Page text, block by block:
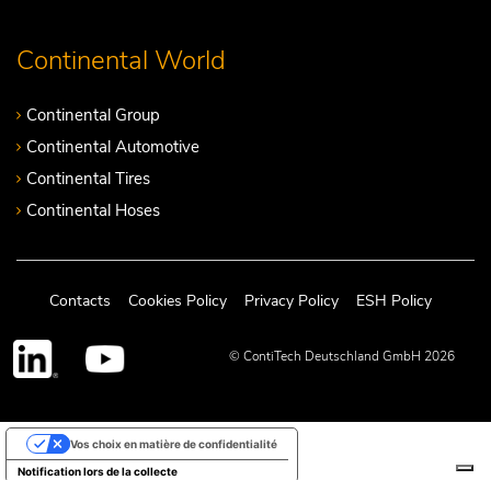
Continental World
Continental Group
Continental Automotive
Continental Tires
Continental Hoses
Contacts Cookies Policy Privacy Policy ESH Policy
© ContiTech Deutschland GmbH 2026
Notification lors de la collecte
Vos choix en matière de confidentialité